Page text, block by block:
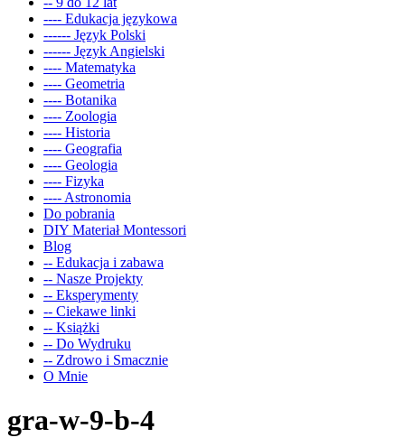
---- Edukacja językowa
------ Język Polski
------ Język Angielski
---- Matematyka
---- Geometria
---- Botanika
---- Zoologia
---- Historia
---- Geografia
---- Geologia
---- Fizyka
---- Astronomia
Do pobrania
DIY Materiał Montessori
Blog
-- Edukacja i zabawa
-- Nasze Projekty
-- Eksperymenty
-- Ciekawe linki
-- Książki
-- Do Wydruku
-- Zdrowo i Smacznie
O Mnie
gra-w-9-b-4